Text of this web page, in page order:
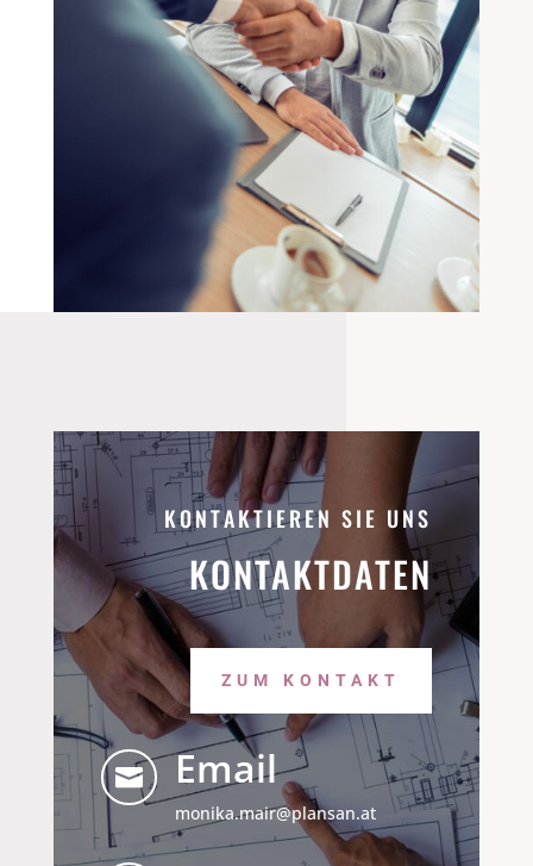
KONTAKTIEREN SIE UNS
KONTAKTDATEN
ZUM KONTAKT
 Email
monika.mair@plansan.at